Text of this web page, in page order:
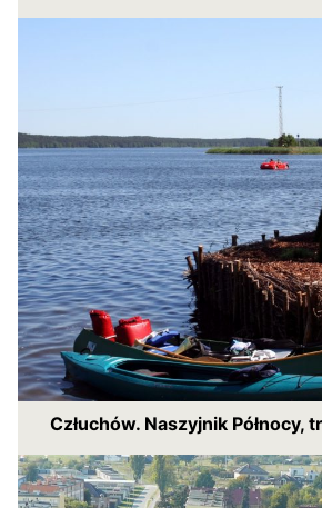
Człuchów. Naszyjnik Północy,